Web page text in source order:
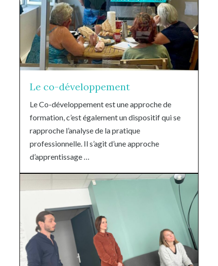
Le co-développement
Le Co-développement est une approche de
formation, c’est également un dispositif qui se
rapproche l’analyse de la pratique
professionnelle. Il s’agit d’une approche
d’apprentissage …